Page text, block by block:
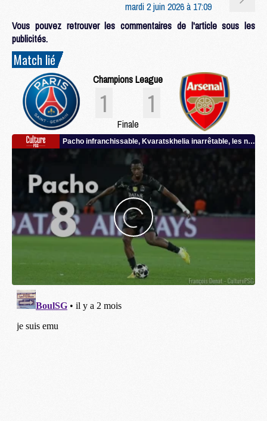
mardi 2 juin 2026 à 17:09
Vous pouvez retrouver les commentaires de l'article sous les
publicités.
Match lié
Champions League
1 1
Finale